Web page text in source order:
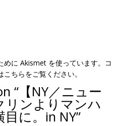
に Akismet を使っています。
コ
こちらをご覧ください。
“ 【NY／ニュー
リンよりマンハ
目に。in NY”